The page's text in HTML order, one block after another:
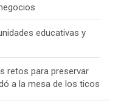
educativas y
retos para preservar
a la mesa de los ticos